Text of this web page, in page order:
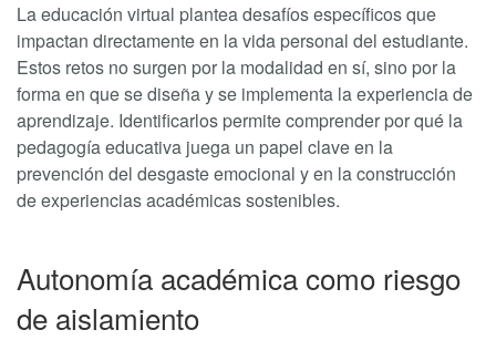
La educación virtual plantea desafíos específicos que
impactan directamente en la vida personal del estudiante.
Estos retos no surgen por la modalidad en sí, sino por la
forma en que se diseña y se implementa la experiencia de
aprendizaje. Identificarlos permite comprender por qué la
pedagogía educativa juega un papel clave en la
prevención del desgaste emocional y en la construcción
de experiencias académicas sostenibles.
Autonomía académica como riesgo
de aislamiento